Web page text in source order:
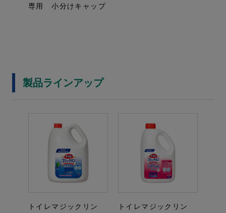
専用 小分けキャップ
製品ラインアップ
トイレマジックリン
トイレマジックリン